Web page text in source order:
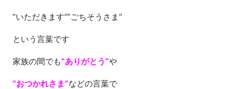
”いただきます””ごちそうさま”
という言葉です
家族の間でも”ありがとう”や
”おつかれさま”などの言葉で